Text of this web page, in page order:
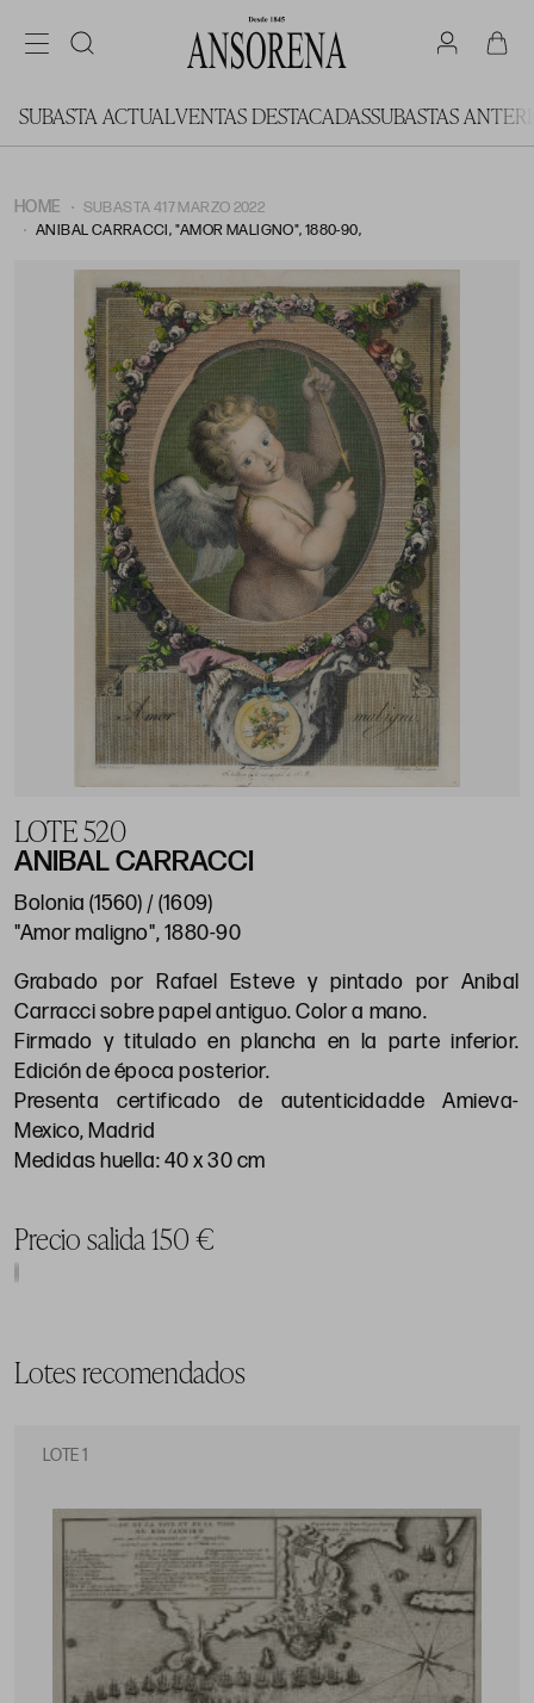
SUBASTA ACTUALVENTAS DESTACADASSUBASTAS
HOME
SUBASTA 417 MARZO 2022
ANIBAL CARRACCI, "AMOR MALIGNO", 1880-90,
LOTE 520
ANIBAL CARRACCI
Bolonia (1560) / (1609)
"Amor maligno", 1880-90
Grabado por Rafael Esteve y pintado por Anibal
Carracci sobre papel antiguo. Color a mano.
Firmado y titulado en plancha en la parte inferior.
Edición de época posterior.
Presenta certificado de autenticidadde Amieva-
Mexico, Madrid
Medidas huella: 40 x 30 cm
Precio salida 150 €
Lotes recomendados
LOTE 1